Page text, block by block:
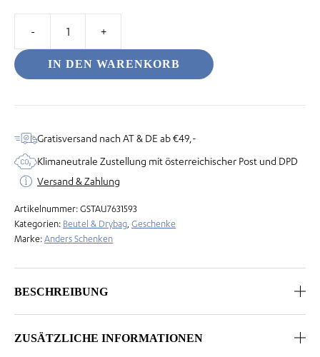
-
Alles
Menge
IN DEN WARENKORB
Gratisversand nach AT & DE ab €49,-
Klimaneutrale Zustellung mit österreichischer Post und DPD
Versand & Zahlung
Artikelnummer:GSTAU7631593
Kategorien: Beutel & Drybag Geschenke
Marke:Anders Schenken
BESCHREIBUNG
ZUSÄTZLICHE INFORMATIONEN